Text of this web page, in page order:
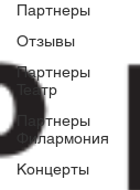
Партнеры
Отзывы
Партнеры
Театр
Партнеры
Филармония
Концерты